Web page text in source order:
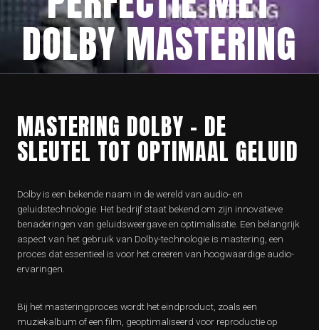
DOLBY MASTERING
MASTERING DOLBY – DE
SLEUTEL TOT OPTIMAAL GELUID
Dolby is een bekende naam in de wereld van audio- en
geluidstechnologie. Het bedrijf staat bekend om zijn innovatieve
benaderingen van geluidsweergave en optimalisatie. Een belangrijk
aspect van het gebruik van Dolby-technologie is mastering, een
proces dat essentieel is voor het creëren van hoogwaardige audio-
ervaringen.
Bij het masteringproces wordt het eindproduct, zoals een
muziekalbum of een film, geoptimaliseerd voor reproductie op